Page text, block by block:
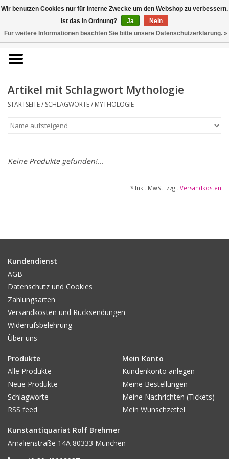
0 Artikel - €0,00
Kunstantiquariat
Rolf Brehmer
Portal für Grafik aus 5
KÜNSTLERLISTE
Startseite
Alle Werke
Fotografie
Varia & Rara
Kunst-Doku
Artikel mit Schlagwort Mythologie
STARTSEITE/ SCHLAGWORTE/ MYTHOLOGIE
Keine Produkte gefunden!...
* Inkl. MwSt. zzgl. Versandkosten
Kundendienst
AGB
Datenschutz und Cookies
Zahlungsarten
Versandkosten und Rücksendungen
Widerrufsbelehrung
Über uns
Produkte
Alle Produkte
Neue Produkte
Schlagworte
RSS feed
Mein Konto
Kundenkonto anlegen
Meine Bestellungen
Meine Nachrichten (Tickets)
Mein Wunschzettel
Kunstantiquariat Rolf Brehmer
Amalienstraße 14A 80333 München
Wir benutzen Cookies nur für interne Zwecke um den Webshop zu verbessern.
Ist das in Ordnung?
Ja
Nein
Für weitere Informationen beachten Sie bitte unsere Datenschutzerklärung. »